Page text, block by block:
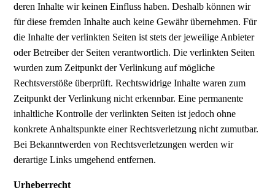
deren Inhalte wir keinen Einfluss haben. Deshalb können wir
für diese fremden Inhalte auch keine Gewähr übernehmen. Für
die Inhalte der verlinkten Seiten ist stets der jeweilige Anbieter
oder Betreiber der Seiten verantwortlich. Die verlinkten Seiten
wurden zum Zeitpunkt der Verlinkung auf mögliche
Rechtsverstöße überprüft. Rechtswidrige Inhalte waren zum
Zeitpunkt der Verlinkung nicht erkennbar. Eine permanente
inhaltliche Kontrolle der verlinkten Seiten ist jedoch ohne
konkrete Anhaltspunkte einer Rechtsverletzung nicht zumutbar.
Bei Bekanntwerden von Rechtsverletzungen werden wir
derartige Links umgehend entfernen.
Urheberrecht